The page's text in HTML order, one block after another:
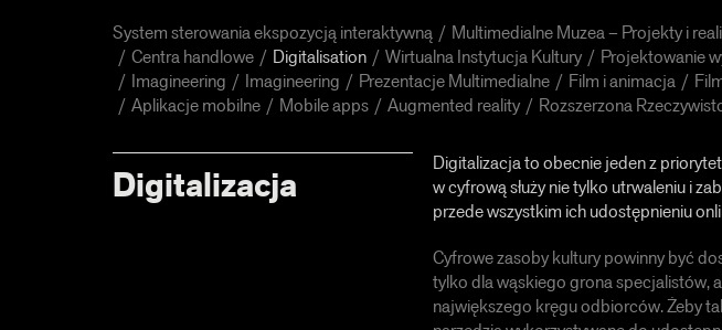
System sterowania ekspozycją interaktywną Multimedialne Muzea – Projekty i
Centra handlowe
Digitalisation Wirtualna Instytucja Kultury Projektowanie
Imagineering
Imagineering Prezentacje Multimedialne Film i animacja
Aplikacje mobilne
Mobile apps Augmented reality Rozszerzona
Digitalizacja
Digitalizacja to obecnie jeden z
w cyfrową służy nie tylko utrwaleniu i
przede wszystkim ich udostępnieniu
Cyfrowe zasoby kultury powinny być
tylko dla wąskiego grona specjalistów,
największego kręgu odbiorców. Żeby